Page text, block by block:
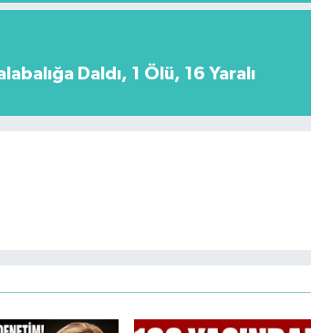
Daldı, 1 Ölü, 16 Yaralı